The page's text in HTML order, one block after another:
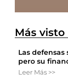
Más visto
Las
pero su
Leer Más >>